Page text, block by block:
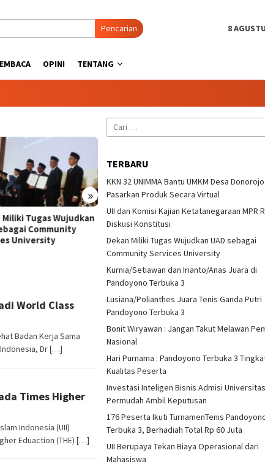
Pencarian 8
OPINI TENTANG
»
Miliki Tugas Wujudkan
Community
University
Kurnia/Setiawan dan
Irianto/Anas Juara di
Pandoyono Terbuka 3
World Class
Badan Kerja Sama
Indonesia, Dr […]
Times Higher
Indonesia (UII)
Eduaction (THE) […]
Cari
untuk:
TERBARU
KKN 32 UNIMMA Bantu UMKM Desa Donorojo
Pasarkan Produk Secara Virtual
UII dan Komisi Kajian Ketatanegaraan MPR
Diskusi Konstitusi
Dekan Miliki Tugas Wujudkan UAD sebagai
Community Services University
Kurnia/Setiawan dan Irianto/Anas Juara di
Pandoyono Terbuka 3
Lusiana/Polianthes Juara Tenis Ganda Putri
Pandoyono Terbuka 3
Bonit Wiryawan : Jangan Takut Melawan
Nasional
Hari Purnama : Pandoyono Terbuka 3
Kualitas Peserta
Investasi Inteligen Bisnis Admisi Universitas
Permudah Ambil Keputusan
176 Peserta Ikuti TurnamenTenis
Terbuka 3, Berhadiah Total Rp 60 Juta
UII Berupaya Tekan Biaya Operasional dari
Mahasiswa